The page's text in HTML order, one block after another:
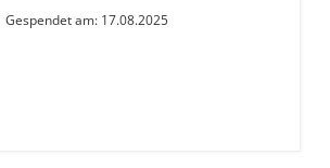
Gespendet am: 17.08.2025